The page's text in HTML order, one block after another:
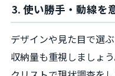
3. 使い勝手・動線を
デザインや見た目で選
収納量も重視しましょ